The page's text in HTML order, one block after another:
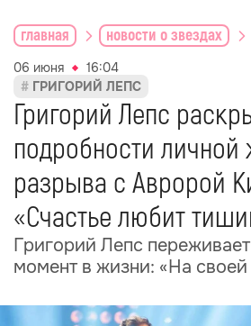
главная новости о звездах
06 июня
16:04
ГРИГОРИЙ ЛЕПС
Григорий Лепс
подробности
разрыва с Авророй
«Счастье любит
Григорий Лепс
момент в жизни: «На